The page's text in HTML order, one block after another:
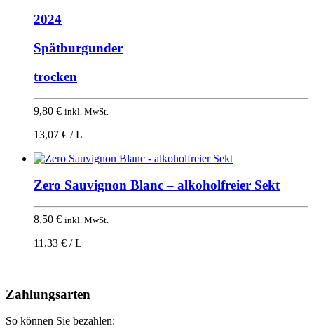
2024
Spätburgunder
trocken
9,80 € inkl. MwSt.
13,07 € / L
Zero Sauvignon Blanc – alkoholfreier Sekt
8,50 € inkl. MwSt.
11,33 € / L
oben
Zahlungsarten
So können Sie bezahlen: